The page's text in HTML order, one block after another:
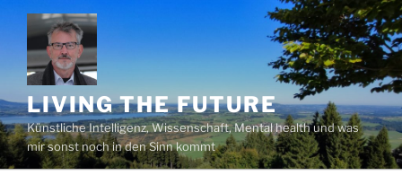
Zum
Inhalt
springen
LIVING THE FUTURE
Künstliche Intelligenz, Wissenschaft, Mental health und was
mir sonst noch in den Sinn kommt